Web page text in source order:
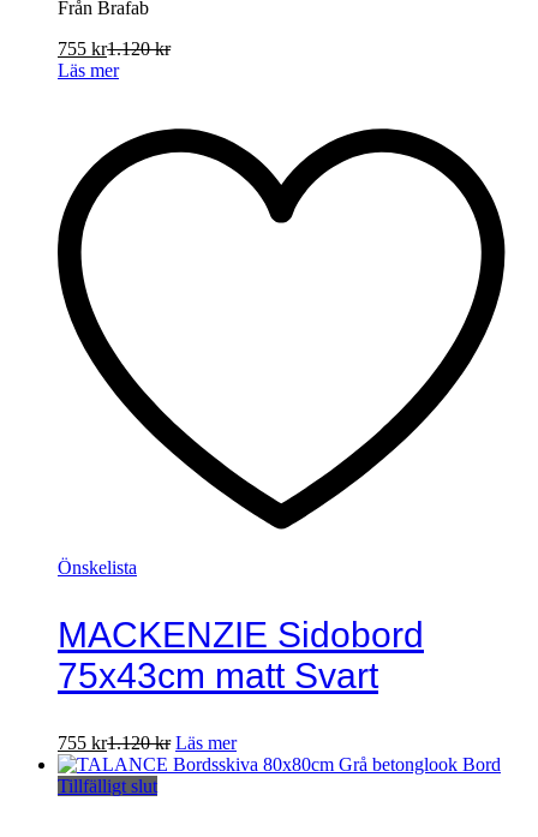
Från Brafab
755 kr1.120kr
Läs mer
Önskelista
MACKENZIE Sidobord
75x43cm matt Svart
755 kr1.120kr Läs mer
Tillfälligt slut